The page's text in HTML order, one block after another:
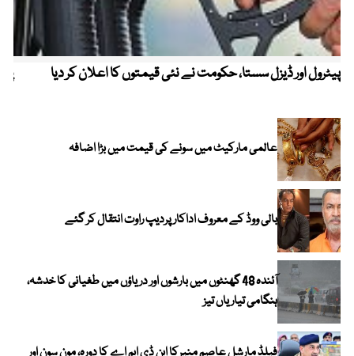
پیٹرول اور ڈیزل سستا، حکومت نے نئی قیمتوں کا اعلان کر دیا
عالمی مارکیٹ میں سونے کی قیمت میں بڑا اضافہ
بالی ووڈ کے معروف اداکار پردیپ راوت انتقال کر گئے
آئندہ 48 گھنٹوں میں بارشوں اور دریاؤں میں طغیانی کا خدشہ،
ہنگامی تیاریاں تیز